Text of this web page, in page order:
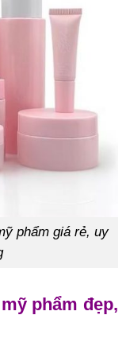
phẩm giá rẻ, uy
phẩm đẹp,